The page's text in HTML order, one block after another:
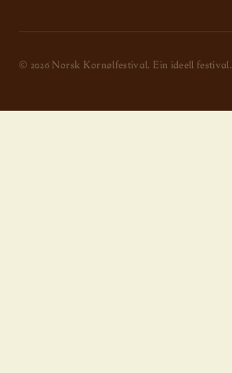
© 2026 Norsk Kornølfestival. Ein ideell festival.